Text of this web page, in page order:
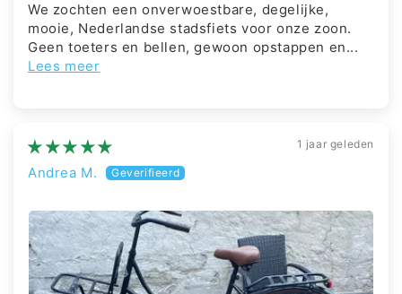
We zochten een onverwoestbare, degelijke,
mooie, Nederlandse stadsfiets voor onze zoon.
Geen toeters en bellen, gewoon opstappen en...
Lees meer
1 jaar geleden
Andrea M.